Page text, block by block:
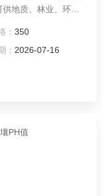
地质、林业、环境
： 350
： 2026-07-16